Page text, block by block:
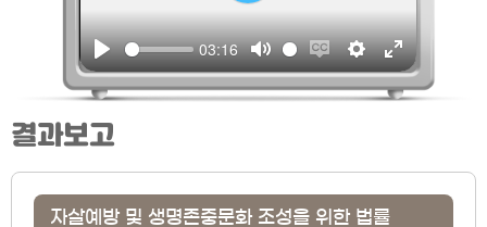
결과보고
자살예방 및 생명존중문화 조성을 위한 법률